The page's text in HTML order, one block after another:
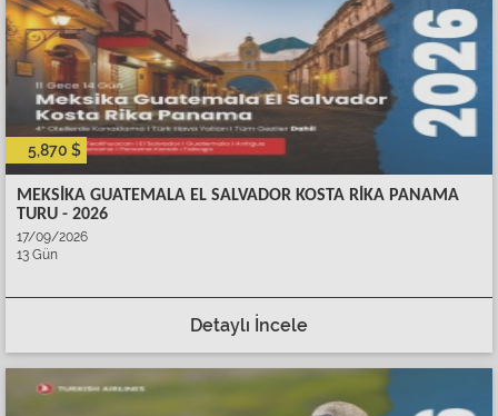
5,870 $
MEKSİKA GUATEMALA EL SALVADOR KOSTA RİKA PANAMA
TURU - 2026
17/09/2026
13 Gün
Detaylı İncele